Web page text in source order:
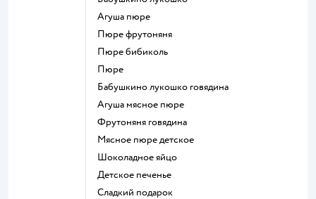
агуша пюре
пюре фрутоняня
пюре бибиколь
пюре
бабушкино лукошко говядина
агуша мясное пюре
фрутоняня говядина
мясное пюре детское
шоколадное яйцо
детское печенье
сладкий подарок